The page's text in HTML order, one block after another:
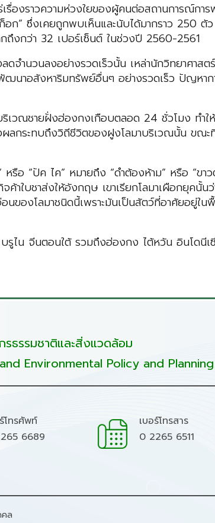
องราวความห่วงใยของผู้คนต่อสถานการณ์กา
อก” ซึ่งเคยถูกพบเห็นและนับได้มากราว 250
งกว่า 32 เปอร์เซ็นต์ ในช่วงปี 2560-2561
ดจำนวนลงอย่างรวดเร็วนั้น เหล่านักวิทยาศา
ฒนาอสังหาริมทรัพย์อื่นๆ อย่างรวดเร็ว ปัญห
เวณชายฝั่งฮ่องกงเกือบตลอด 24 ชั่วโมง ทำ
ลกระทบถึงวิถีชีวิตของฝูงโลมาบริเวณนั้น ขณ
หรือ “ปัค ไค” หมายถึง “ดำต้องห้าม” หรือ
าใบชาส่งให้อังกฤษ เขาเรียกโลมาเผือกยุคนั้
ของโลมาชนิดนี้เพราะมันเป็นสัตว์ที่อาศัยอยู่ใ
ไน จีนตอนใต้ รวมถึงฮ่องกง ไต้หวัน อินโดนี
ธรรมชาติและสิ่งแวดล้อม
Environmental Policy and Planning
โทรศัพท์
6689
เบอร์โทรสาร
0 2265 6511
ล